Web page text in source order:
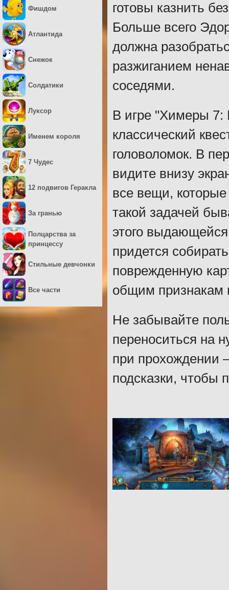
готовы казнить
Больше всего
должна
разжиганием
соседями.
В игре "Химеры 7:
классический
головоломок. В
видите внизу
все вещи,
такой задачей
этого
придется
поврежденную
общим признакам
Не забывайте
переноситься на
при прохождении
подсказки, чтобы
Фишдом
Атлантида
Снежок
Солдатики
Луксор
Именем короля
7 Чудес
12 подвигов Геракла
За гранью
Полцарства за
принцессу
Стильные девчонки
Все части